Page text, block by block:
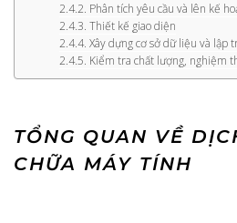
Phân tích yêu cầu và lên kế
Thiết kế giao diện
Xây dựng cơ sở dữ liệu và lập
Kiểm tra chất lượng, nghiệm
TỔNG QUAN VỀ
CHỮA MÁY TÍNH